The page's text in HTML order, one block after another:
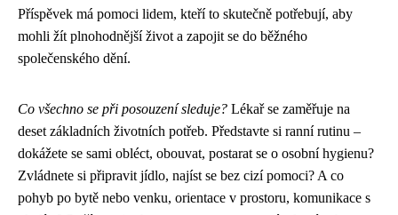
Příspěvek má pomoci lidem, kteří to skutečně potřebují, aby
mohli žít plnohodnější život a zapojit se do běžného
společenského dění.
Co všechno se při posouzení sleduje? Lékař se zaměřuje na
deset základních životních potřeb. Představte si ranní rutinu –
dokážete se sami obléct, obouvat, postarat se o osobní hygienu?
Zvládnete si připravit jídlo, najíst se bez cizí pomoci? A co
pohyb po bytě nebo venku, orientace v prostoru, komunikace s